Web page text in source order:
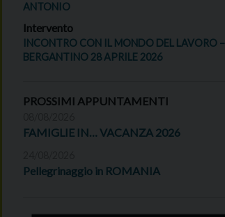
ANTONIO
Intervento
INCONTRO CON IL MONDO DEL LAVORO –
BERGANTINO 28 APRILE 2026
PROSSIMI APPUNTAMENTI
FAMIGLIE IN… VACANZA 2026
Pellegrinaggio in ROMANIA